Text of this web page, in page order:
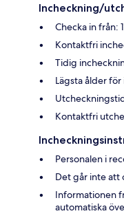
Incheckning/
Checka in från:
Kontaktfri
Tidig
Lägsta ålder
Kontaktfri
Personalen i
Det går inte att
Informationen
automatiska